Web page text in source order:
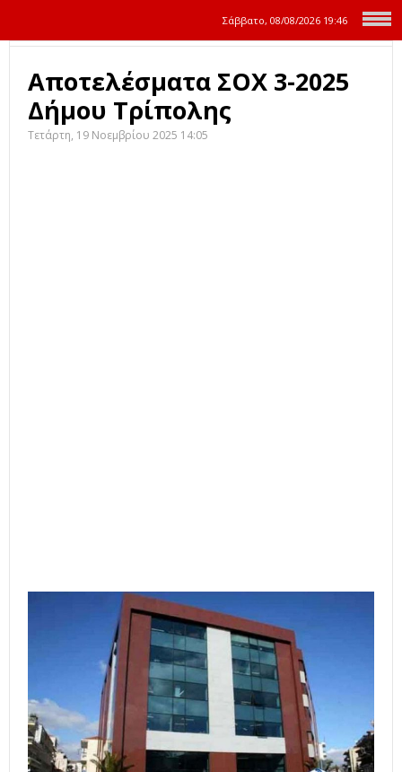
Σάββατο, 08/08/2026 19:46
Αποτελέσματα ΣΟΧ 3-2025
Δήμου Τρίπολης
Τετάρτη, 19 Νοεμβρίου 2025 14:05